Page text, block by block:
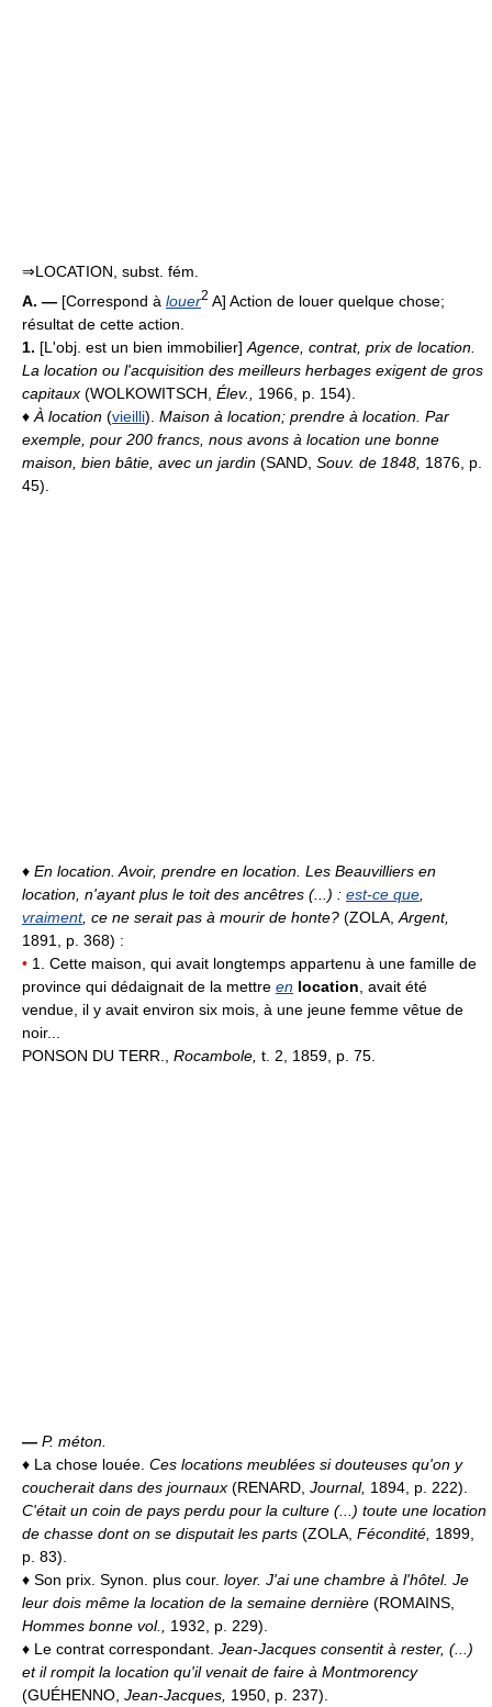
⇒LOCATION, subst. fém.
A. — [Correspond à louer2 A] Action de louer quelque chose;
résultat de cette action.
1. [L'obj. est un bien immobilier] Agence, contrat, prix de location.
La location ou l'acquisition des meilleurs herbages exigent de gros
capitaux (WOLKOWITSCH, Élev., 1966, p. 154).
♦ À location (vieilli). Maison à location; prendre à location. Par
exemple, pour 200 francs, nous avons à location une bonne
maison, bien bâtie, avec un jardin (SAND, Souv. de 1848, 1876, p.
45).
♦ En location. Avoir, prendre en location. Les Beauvilliers en
location, n'ayant plus le toit des ancêtres (...) : est-ce que
vraiment, ce ne serait pas à mourir de honte? (ZOLA, Argent,
1891, p. 368) :
• 1. Cette maison, qui avait longtemps appartenu à une famille de
province qui dédaignait de la mettre en location , avait été
vendue, il y avait environ six mois, à une jeune femme vêtue de
noir...
PONSON DU TERR., Rocambole, t. 2, 1859, p. 75.
— P. méton.
♦ La chose louée. Ces locations meublées si douteuses qu'on y
coucherait dans des journaux (RENARD, Journal, 1894, p. 222).
C'était un coin de pays perdu pour la culture (...) toute une location
de chasse dont on se disputait les parts (ZOLA, Fécondité, 1899,
p. 83).
♦ Son prix. Synon. plus cour. loyer. J'ai une chambre à l'hôtel. Je
leur dois même la location de la semaine dernière (ROMAINS,
Hommes bonne vol., 1932, p. 229).
♦ Le contrat correspondant. Jean-Jacques consentit à rester, (...)
et il rompit la location qu'il venait de faire à Montmorency
(GUÉHENNO, Jean-Jacques, 1950, p. 237).